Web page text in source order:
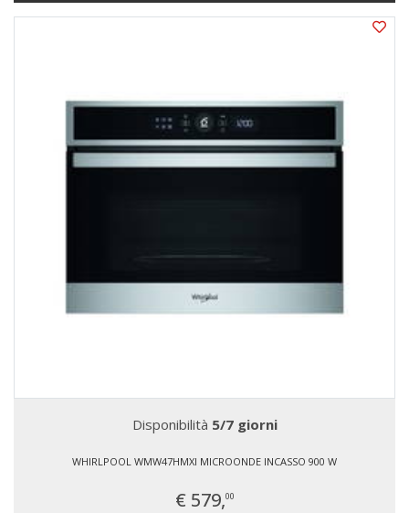
Disponibilità 5/7 giorni
WHIRLPOOL WMW47HMXI MICROONDE INCASSO 900 W
€ 579,00